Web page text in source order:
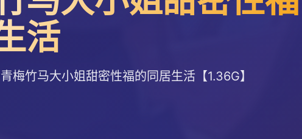
活
梅竹马大小姐甜密性福的同居生活【1.36G】